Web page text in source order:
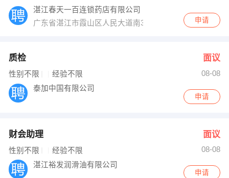
其他职位
湛江春天一百连锁药店有限公司
广东省湛江市霞山区人民大道南31号
申请
质检 面议
性别不限 经验不限
08-08
泰加中国有限公司
申请
财会助理 面议
性别不限 经验不限
08-08
湛江裕发润滑油有限公司
申请